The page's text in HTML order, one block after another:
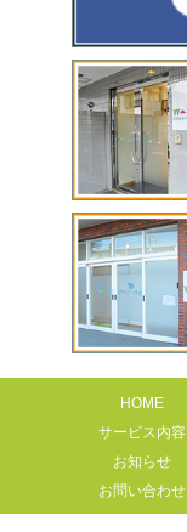
HOME
サービス内容
お知らせ
お問い合わせ